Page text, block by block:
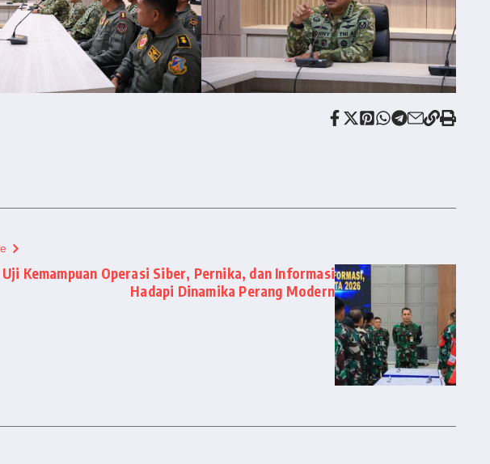
Uji Kemampuan Operasi Siber, Pernika, dan Informasi
Hadapi Dinamika Perang Modern